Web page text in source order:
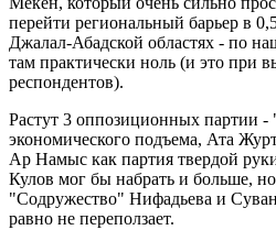
перейти региональный барьер в
Джалал-Абадской областях - по
там практически ноль (и это при
респондентов).
Растут 3 оппозиционных партии -
экономического подъема, Ата
Ар Намыс как партия твердой
Кулов мог бы набрать и больше, но
"Содружество" Нифадьева и
равно не переползает.